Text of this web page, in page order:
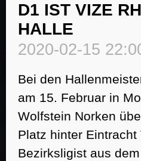
Startseite News News Reader
D1 IST VIZE
HALLE
2020-02-15
Bei den
am 15. Februar in
Wolfstein Norken
Platz hinter
Bezirksligist aus